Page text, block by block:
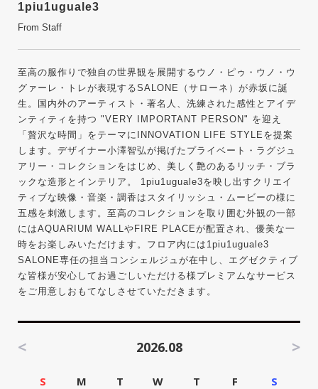
1piu1uguale3
From Staff
至高の服作りで独自の世界観を展開するウノ・ピゥ・ウノ・ウ
グァーレ・トレが表現するSALONE（サローネ）が赤坂に誕
生。国内外のアーティスト・著名人、洗練された感性とアイデ
ンティティを持つ "VERY IMPORTANT PERSON" を迎え
「贅沢な時間」をテーマにINNOVATION LIFE STYLEを提案
します。デザイナー小澤智弘が掲げたプライベート・ラグジュ
アリー・コレクションをはじめ、美しく艶のあるリッチ・ブラ
ックな造形とインテリア。 1piu1uguale3を映し出すクリエイ
ティブな映像・音楽・調香はスタイリッシュ・ムービーの様に
五感を刺激します。至高のコレクションを取り囲む外観の一部
にはAQUARIUM WALLやFIRE PLACEが配置され、優美な一
時をお楽しみいただけます。フロア内には1piu1uguale3
SALONE専任の担当コンシェルジュが在中し、エグゼクティブ
な皆様が安心してお過ごしいただける様プレミアムなサービス
をご用意しおもてなしさせていただきます。
< 2026.08 >
S M T W T F S